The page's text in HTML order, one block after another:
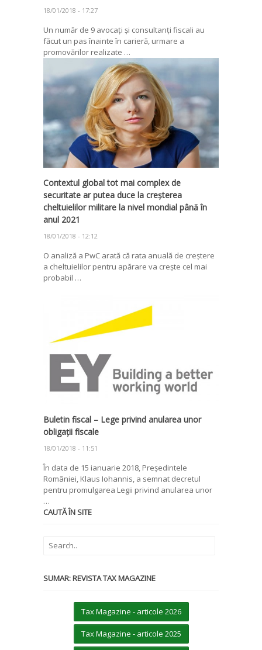
18/01/2018 - 17:27
Un număr de 9 avocați și consultanți fiscali au
făcut un pas înainte în carieră, urmare a
promovărilor realizate …
Contextul global tot mai complex de
securitate ar putea duce la creșterea
cheltuielilor militare la nivel mondial până în
anul 2021
18/01/2018 - 12:12
O analiză a PwC arată că rata anuală de creștere
a cheltuielilor pentru apărare va crește cel mai
probabil …
Buletin fiscal – Lege privind anularea unor
obligații fiscale
18/01/2018 - 11:51
În data de 15 ianuarie 2018, Președintele
României, Klaus Iohannis, a semnat decretul
pentru promulgarea Legii privind anularea unor
…
CAUTĂ ÎN SITE
SUMAR: REVISTA TAX MAGAZINE
Tax Magazine - articole 2026
Tax Magazine - articole 2025